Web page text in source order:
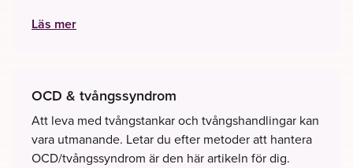
Läs mer
OCD & tvångssyndrom
Att leva med tvångstankar och tvångshandlingar kan
vara utmanande. Letar du efter metoder att hantera
OCD/tvångssyndrom är den här artikeln för dig.